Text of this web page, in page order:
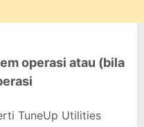
operasi atau (bila
TuneUp Utilities